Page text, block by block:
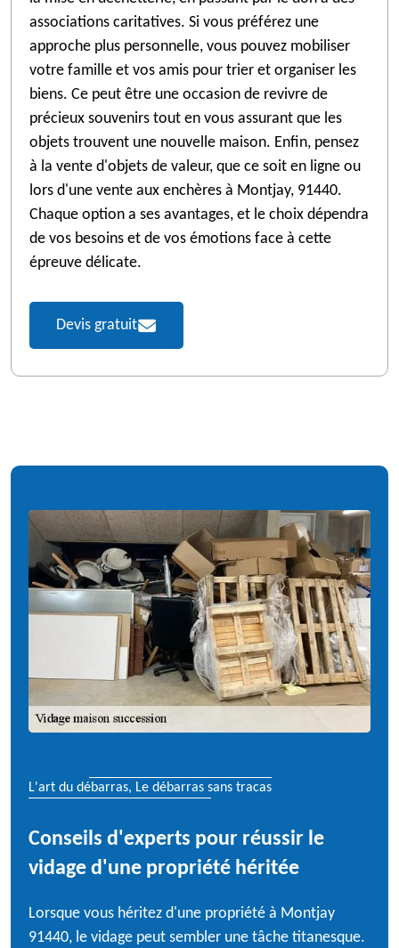
associations caritatives. Si vous préférez une
approche plus personnelle, vous pouvez mobiliser
votre famille et vos amis pour trier et organiser les
biens. Ce peut être une occasion de revivre de
précieux souvenirs tout en vous assurant que les
objets trouvent une nouvelle maison. Enfin, pensez
à la vente d'objets de valeur, que ce soit en ligne ou
lors d'une vente aux enchères à Montjay, 91440.
Chaque option a ses avantages, et le choix dépendra
de vos besoins et de vos émotions face à cette
épreuve délicate.
Devis gratuit
L'art du débarras, Le débarras sans tracas
Conseils d'experts pour réussir le
vidage d'une propriété héritée
Lorsque vous héritez d'une propriété à Montjay
91440, le vidage peut sembler une tâche titanesque.